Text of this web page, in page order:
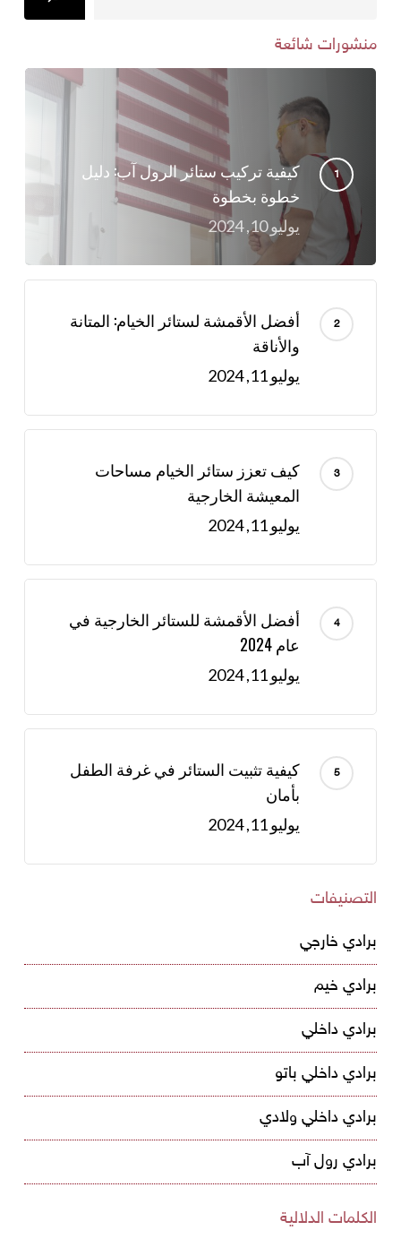
منشورات شائعة
كيفية تركيب ستائر الرول آب: دليل
خطوة بخطوة
يوليو 10, 2024
أفضل الأقمشة لستائر الخيام: المتانة
والأناقة
يوليو 11, 2024
كيف تعزز ستائر الخيام مساحات
المعيشة الخارجية
يوليو 11, 2024
أفضل الأقمشة للستائر الخارجية في
عام 2024
يوليو 11, 2024
كيفية تثبيت الستائر في غرفة الطفل
بأمان
يوليو 11, 2024
التصنيفات
برادي خارجي
برادي خيم
برادي داخلي
برادي داخلي باتو
برادي داخلي ولادي
برادي رول آب
الكلمات الدلالية